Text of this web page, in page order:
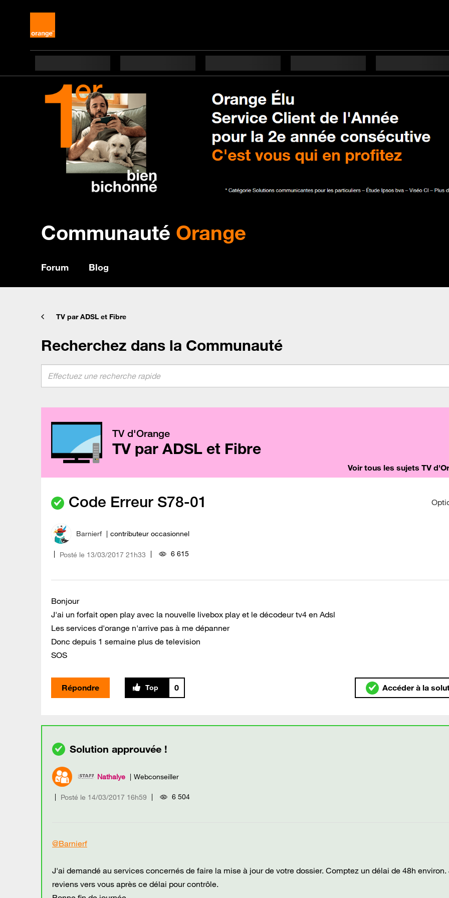
Communauté Orange
Forum Blog
TV par ADSL et Fibre
Recherchez dans la Communauté
TV d'Orange
TV par ADSL et Fibre
Voir tous les sujets TV
Code Erreur S78-01
Barnierf contributeur occasionnel
Posté le ‎13/03/2017 21h33 6 615
Bonjour
J'ai un forfait open play avec la nouvelle livebox play et le décodeur tv4 en Adsl
Les services d'orange n'arrive pas à me dépanner
Donc depuis 1 semaine plus de television
SOS
Répondre 0 Accéder à la
Nathalye Webconseiller
Posté le ‎14/03/2017 16h59 6 504
@Barnierf
J'ai demandé au services concernés de faire la mise à jour de votre dossier. Comptez un délai de 48h environ.
reviens vers vous après ce délai pour contrôle.